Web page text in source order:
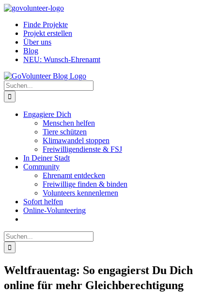
Zum
springenFinde Projekte
Projekt erstellen
Über uns
Blog
NEU: Wunsch-Ehrenamt
Suche
nach:
Engagiere Dich
Menschen helfen
Tiere schützen
Klimawandel stoppen
Freiwilligendienste & FSJ
In Deiner Stadt
Community
Ehrenamt entdecken
Freiwillige finden & binden
Volunteers kennenlernen
Sofort helfen
Online-Volunteering
Suche
nach:
Weltfrauentag: So engagierst Du Dich
online für mehr Gleichberechtigung